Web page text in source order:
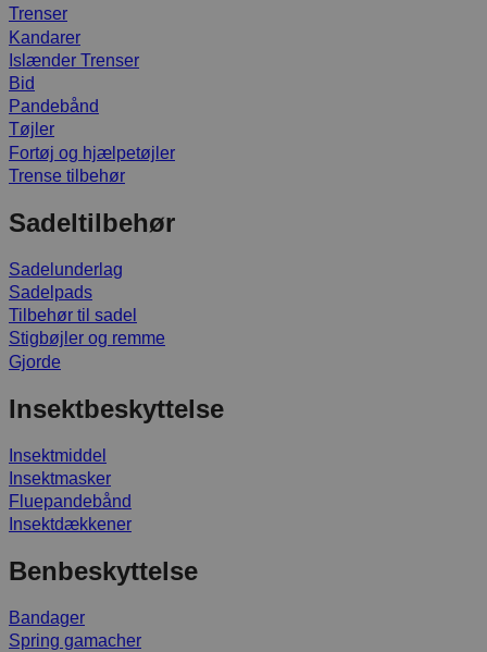
Trenser
Kandarer
Islænder Trenser
Bid
Pandebånd
Tøjler
Fortøj og hjælpetøjler
Trense tilbehør
Sadeltilbehør
Sadelunderlag
Sadelpads
Tilbehør til sadel
Stigbøjler og remme
Gjorde
Insektbeskyttelse
Insektmiddel
Insektmasker
Fluepandebånd
Insektdækkener
Benbeskyttelse
Bandager
Spring gamacher